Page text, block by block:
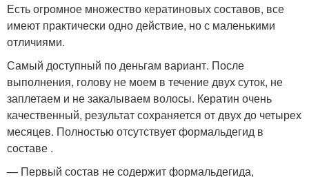
Есть огромное множество кератиновых составов, все
имеют практически одно действие, но с маленькими
отличиями.
Самый доступный по деньгам вариант. После
выполнения, голову не моем в течение двух суток, не
заплетаем и не закалываем волосы. Кератин очень
качественный, результат сохраняется от двух до четырех
месяцев. Полностью отсутствует формальдегид в
составе .
— Первый состав не содержит формальдегида,